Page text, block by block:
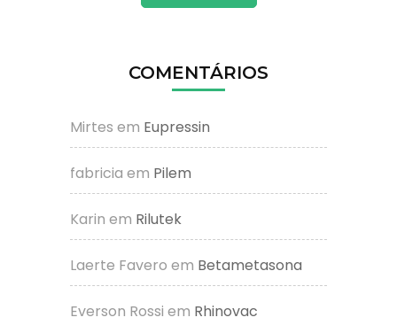
COMENTÁRIOS
Mirtes em Eupressin
fabricia em Pilem
Karin em Rilutek
Laerte Favero em Betametasona
Everson Rossi em Rhinovac